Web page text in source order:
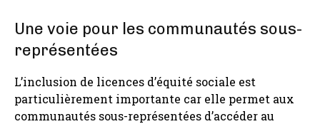
Une voie pour les communautés sous-
représentées
L’inclusion de licences d’équité sociale est
particulièrement importante car elle permet aux
communautés sous-représentées d’accéder au